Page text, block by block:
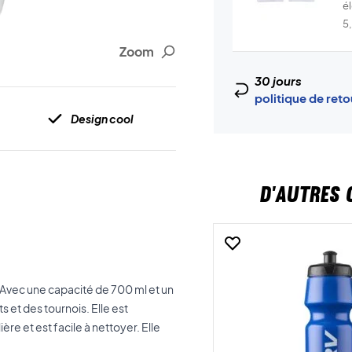
Zoom
Design cool
une capacité de 700 ml et un
et des tournois. Elle est
et est facile à nettoyer. Elle
30 jours
politique de
D'AUTRES